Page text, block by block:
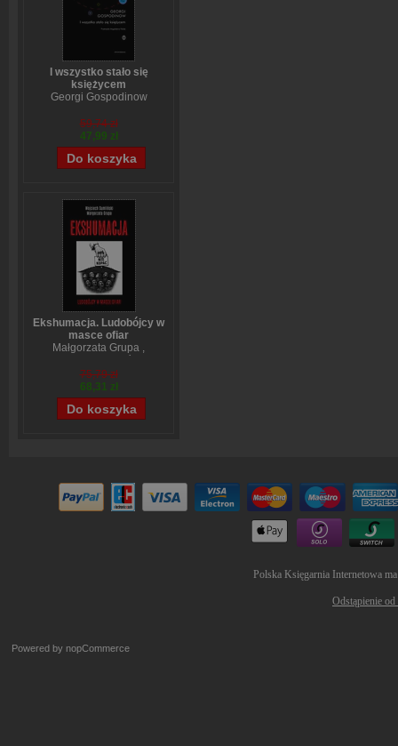
I wszystko stało się
księżycem
Georgi Gospodinow
59,74 zł
47,99 zł
Ekshumacja. Ludobójcy w
masce ofiar
Małgorzata Grupa ,
75,79 zł
68,31 zł
Polska Księgarnia Internetowa
Odstąpienie
Powered by nopCommerce